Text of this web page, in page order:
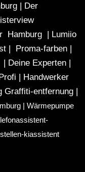
| Der
Hamburg | Lumiio
| Proma-farben |
| Deine Experten |
| Handwerker
Graffiti-entfernung |
Wärmepumpe
kiassistent